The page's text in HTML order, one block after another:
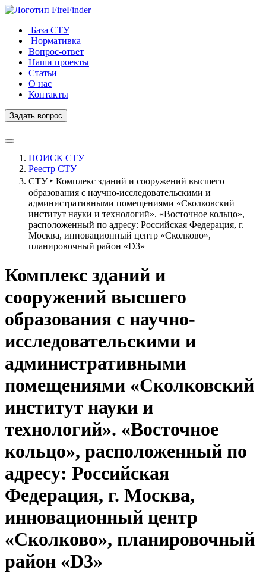
FireFinder
База СТУ
Нормативка
Вопрос-ответ
Наши проекты
Статьи
О нас
Контакты
Задать вопрос
ПОИСК СТУ
Реестр СТУ
СТУ ‣ Комплекс зданий и сооружений высшего
образования с научно-исследовательскими и
административными помещениями «Сколковский
институт науки и технологий». «Восточное кольцо»,
расположенный по адресу: Российская Федерация, г.
Москва, инновационный центр «Сколково»,
планировочный район «D3»
Комплекс зданий и
сооружений высшего
образования с научно-
исследовательскими и
административными
помещениями «Сколковский
институт науки и
технологий». «Восточное
кольцо», расположенный по
адресу: Российская
Федерация, г. Москва,
инновационный центр
«Сколково», планировочный
район «D3»